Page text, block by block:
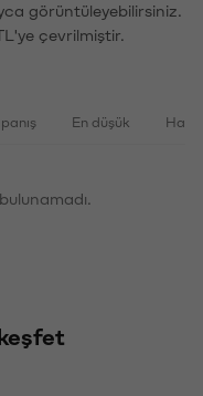
görüntüleyebilirsiniz.
çevrilmiştir.
En düşük